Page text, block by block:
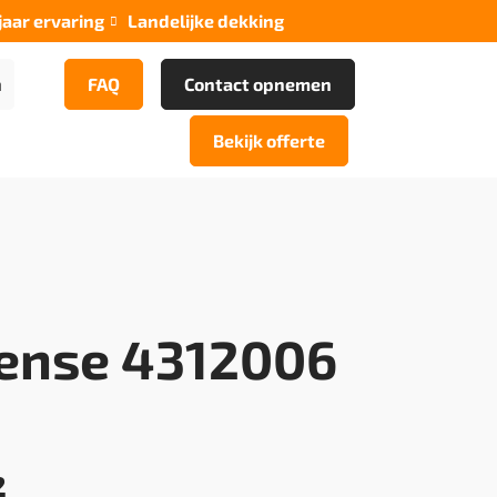
ervaring  Landelijke dekking
FAQ Contact opnemen
Bekijk offerte
4312006